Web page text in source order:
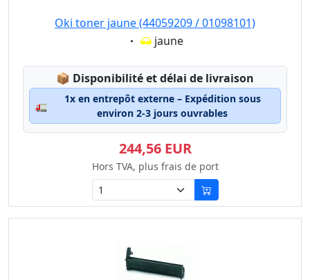
Oki toner jaune (44059209 / 01098101)
Eigenschaft:
jaune
📦 Lagerstatus:
Disponibilité et délai de livraison
🚛
1x en entrepôt externe – Expédition sous
environ 2-3 jours ouvrables
244,56 EUR
Hors TVA, plus frais de port